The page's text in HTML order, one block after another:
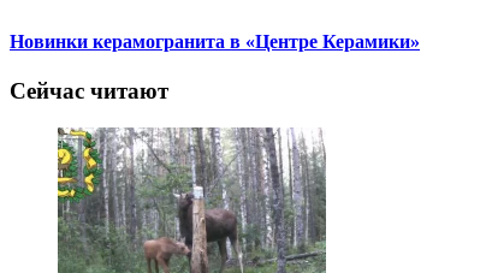
Новинки керамогранита в «Центре Керамики»
Сейчас читают